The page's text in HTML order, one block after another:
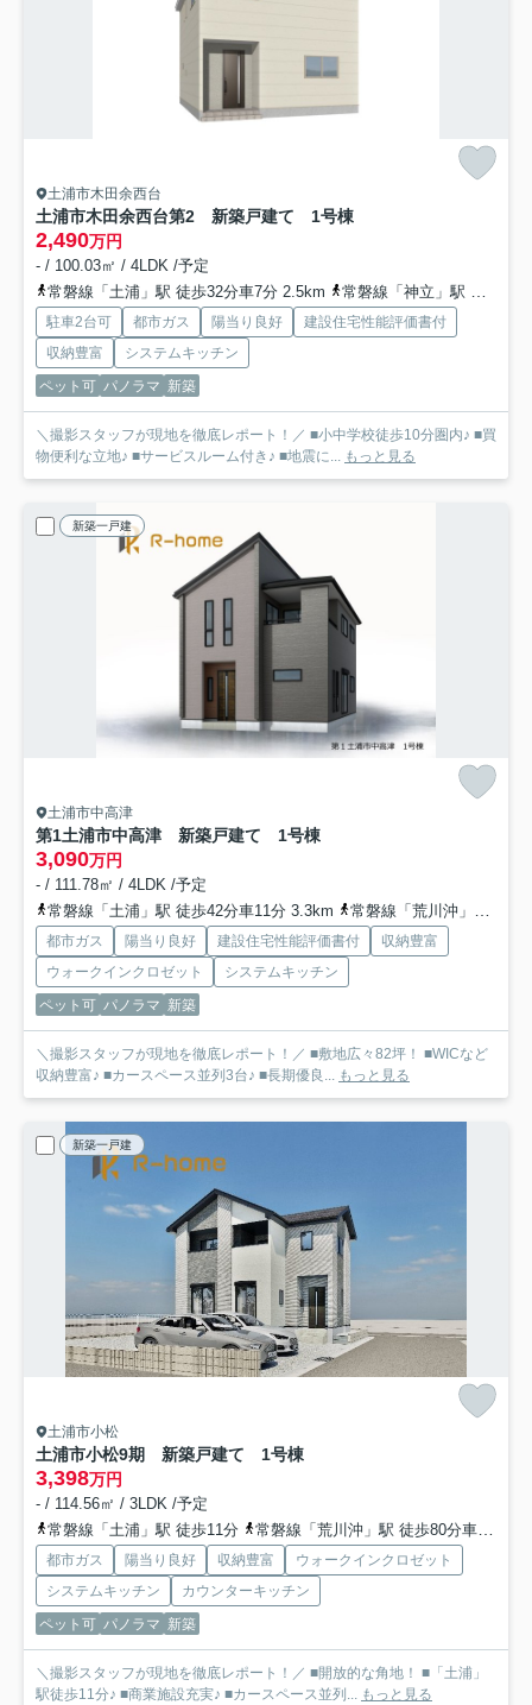
土浦市木田余西台
土浦市木田余西台第2 新築戸建て 1号棟
2,490万円
- / 100.03㎡ / 4LDK /予定
常磐線「土浦」駅 徒歩32分車7分 2.5km
常磐線「神立」駅 徒歩60分車12分 4.8km
駐車2台可 都市ガス 陽当り良好
建設住宅性能評価書付
収納豊富
システムキッチン
ペット可 パノラマ 新築
＼撮影スタッフが現地を徹底レポート！／ ■小中学校徒歩10分圏内♪ ■買
物便利な立地♪ ■サービスルーム付き♪ ■地震に... もっと見る
新築一戸建
土浦市中高津
第1土浦市中高津 新築戸建て 1号棟
3,090万円
- / 111.78㎡ / 4LDK /予定
常磐線「土浦」駅 徒歩42分車11分 3.3km
常磐線「荒川沖」駅 徒歩61分車13分 4.8km
都市ガス 陽当り良好 建設住宅性能評価書付
収納豊富
ウォークインクロゼット
システムキッチン
ペット可 パノラマ 新築
＼撮影スタッフが現地を徹底レポート！／ ■敷地広々82坪！ ■WICなど
収納豊富♪ ■カースペース並列3台♪ ■長期優良... もっと見る
新築一戸建
土浦市小松
土浦市小松9期 新築戸建て 1号棟
3,398万円
- / 114.56㎡ / 3LDK /予定
常磐線「土浦」駅 徒歩11分
常磐線「荒川沖」駅 徒歩80分車16分 6.4km
都市ガス 陽当り良好 収納豊富
ウォークインクロゼット
システムキッチン
カウンターキッチン
ペット可 パノラマ 新築
＼撮影スタッフが現地を徹底レポート！／ ■開放的な角地！ ■「土浦」
駅徒歩11分♪ ■商業施設充実♪ ■カースペース並列... もっと見る